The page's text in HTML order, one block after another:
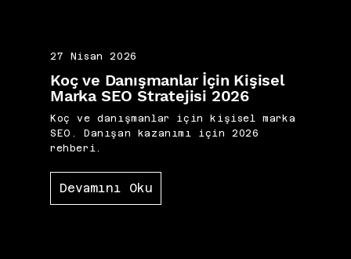
27 Nisan 2026
Koç ve Danışmanlar İçin Kişisel
Marka SEO Stratejisi 2026
Koç ve danışmanlar için kişisel marka
SEO. Danışan kazanımı için 2026
rehberi.
Devamını Oku